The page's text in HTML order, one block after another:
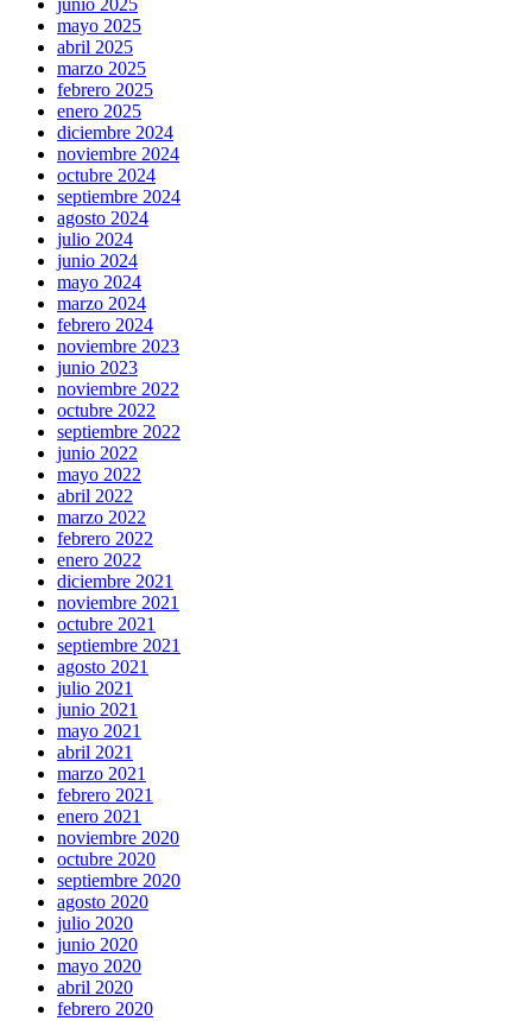
junio 2025
mayo 2025
abril 2025
marzo 2025
febrero 2025
enero 2025
diciembre 2024
noviembre 2024
octubre 2024
septiembre 2024
agosto 2024
julio 2024
junio 2024
mayo 2024
marzo 2024
febrero 2024
noviembre 2023
junio 2023
noviembre 2022
octubre 2022
septiembre 2022
junio 2022
mayo 2022
abril 2022
marzo 2022
febrero 2022
enero 2022
diciembre 2021
noviembre 2021
octubre 2021
septiembre 2021
agosto 2021
julio 2021
junio 2021
mayo 2021
abril 2021
marzo 2021
febrero 2021
enero 2021
noviembre 2020
octubre 2020
septiembre 2020
agosto 2020
julio 2020
junio 2020
mayo 2020
abril 2020
febrero 2020